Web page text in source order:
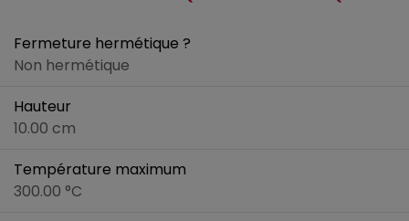
Fermeture hermétique ?
Non hermétique
Hauteur
10.00 cm
Température maximum
300.00 °C